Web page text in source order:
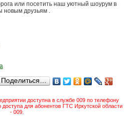
или посетить наш уютный шоурум в
новым друзьям .
Поделиться…
доступна в службе 009 по телефону
для абонентов ГТС Иркутской области
- 009.